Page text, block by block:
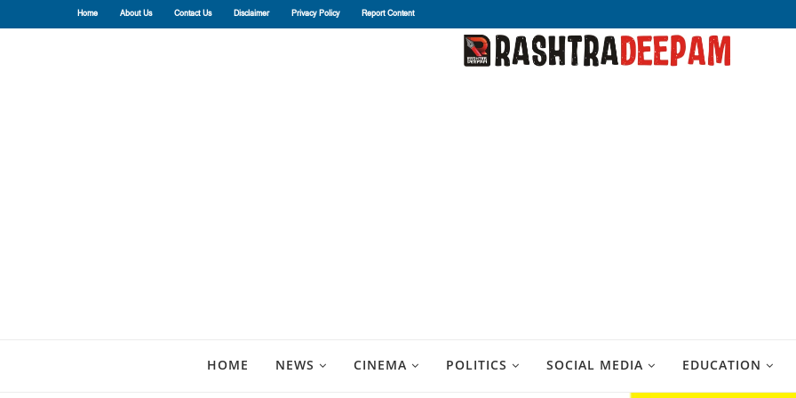
Home About Us Contact Us Disclaimer Privacy Policy Report Content
HOME NEWS CINEMA POLITICS SOCIAL MEDIA EDUCATION